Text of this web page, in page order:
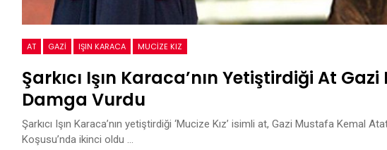
AT GAZI IŞIN KARACA MUCIZE KIZ
Şarkıcı Işın Karaca’nın Yetiştirdiği At Gazi
Damga Vurdu
Şarkıcı Işın Karaca’nın yetiştirdiği ‘Mucize Kız’ isimli at, Gazi Mustafa Kemal
Koşusu’nda ikinci oldu …